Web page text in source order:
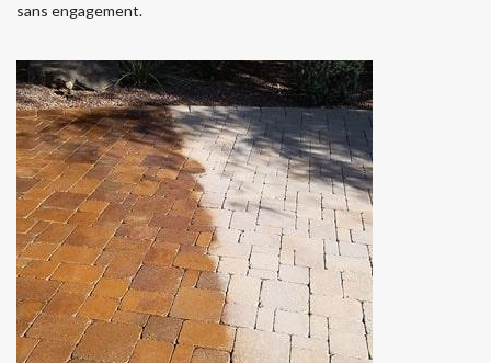
sans engagement.